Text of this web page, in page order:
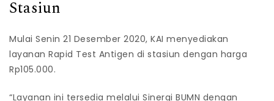
Stasiun
Mulai Senin 21 Desember 2020, KAI menyediakan
layanan Rapid Test Antigen di stasiun dengan harga
Rp105.000.
“Layanan ini tersedia melalui Sinergi BUMN dengan